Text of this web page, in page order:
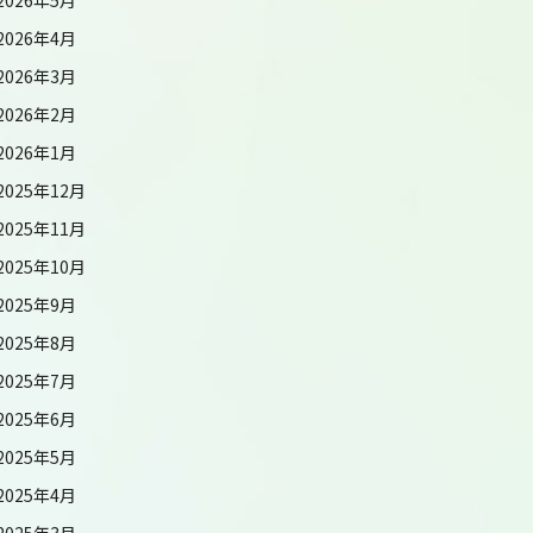
年4月
年3月
年2月
年1月
年12月
年11月
年10月
年9月
年8月
年7月
年6月
年5月
年4月